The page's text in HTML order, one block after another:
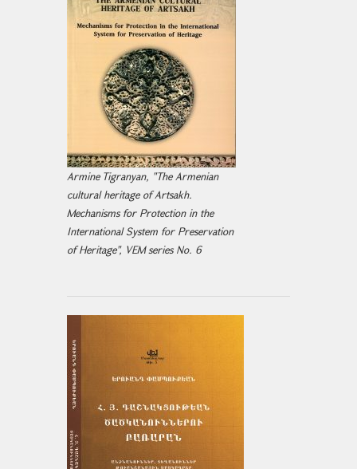
Armine Tigranyan, "The Armenian
cultural heritage of Artsakh.
Mechanisms for Protection in the
International System for Preservation
of Heritage", VEM series No. 6